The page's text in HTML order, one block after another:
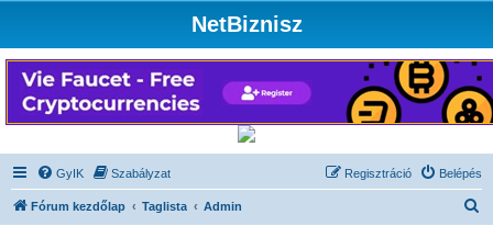
NetBiznisz
GyIK Szabályzat Belépés
Regisztráció
Fórum kezdőlap Taglista Admin